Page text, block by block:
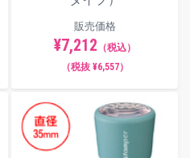
販売価格
¥7,212 （税込）
（税抜 ¥6,557）